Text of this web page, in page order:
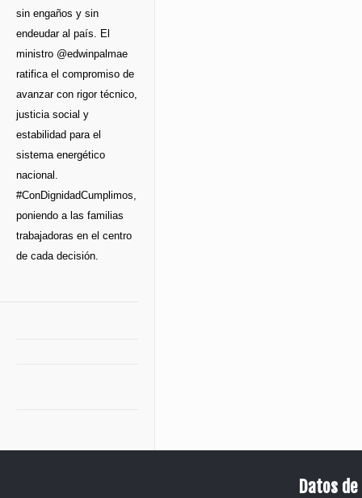
sin engaños y sin
endeudar al país. El
ministro @edwinpalmae
ratifica el compromiso de
avanzar con rigor técnico,
justicia social y
estabilidad para el
sistema energético
nacional.
#ConDignidadCumplimos,
poniendo a las familias
trabajadoras en el centro
de cada decisión.
Datos